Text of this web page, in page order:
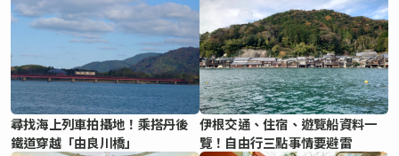
尋找海上列車拍攝地！乘搭丹後
鐵道穿越「由良川橋」
伊根交通、住宿、遊覽船資料一
覽！自由行三點事情要避雷